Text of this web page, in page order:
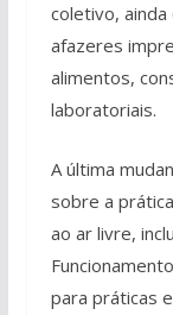
coletivo,
afazeres
alimentos,
laboratoriais.
A última
sobre a
ao ar livre,
para práticas